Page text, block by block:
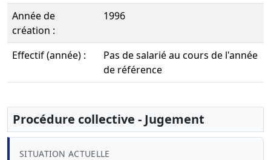
Année de
création :
1996
Effectif (année) :
Pas de salarié au cours de l'année
de référence
Procédure collective - Jugement
SITUATION ACTUELLE